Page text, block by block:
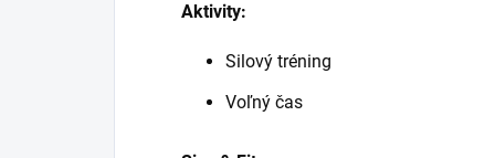
Aktivity:
Silový tréning
Voľný čas